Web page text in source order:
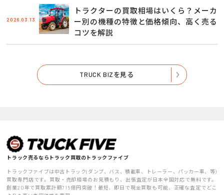
2026.03.13
トラクターの買取相場はいくら？メーカ
ー別の機種の特徴と価格傾向、高く売る
コツを解説
TRUCK BIZを見る
トラック売るならトラック買取のトラックファイブ
トラックファイブは中古トラック(ダンプ、バス、積載車、トレーラー、パッカー車、等)
買取専門店です。買取・売却相場のお見積もり、出張査定が日本全国対応で無料です。
創業20年で買取累計額715億円突破！最短、即日で現金買取も可能、正確な査定でどこ